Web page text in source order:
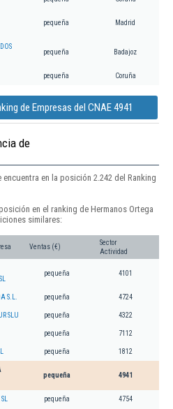
pequeña Madrid
pequeña Badajoz
pequeña Coruña
de Empresas del CNAE 4941
de
en la posición 2.242 del Ranking
en el ranking de Hermanos Ortega
similares:
Ventas (€)
Sector
Actividad
pequeña 4101
S.L. pequeña 4724
SLU pequeña 4322
pequeña 7112
pequeña 1812
pequeña 4941
pequeña 4754